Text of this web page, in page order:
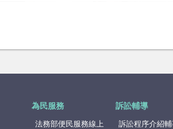
為民服務
法務部便民服務線上
訴訟輔導
訴訟程序介紹